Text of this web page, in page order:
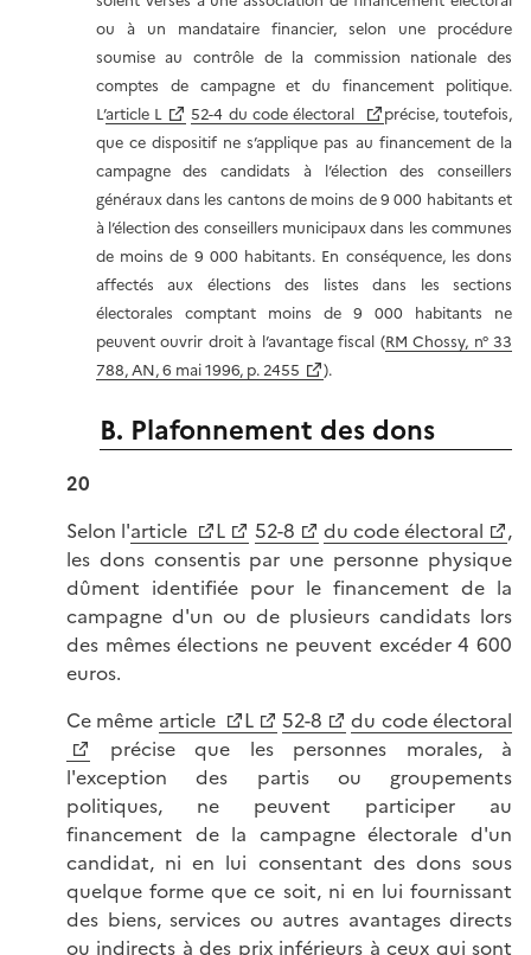
ou à un mandataire financier, selon une procédure
soumise au contrôle de la commission nationale des
comptes de campagne et du financement politique.
L’article L 52-4 du code électoral
précise, toutefois,
que ce dispositif ne s’applique pas au financement de la
campagne des candidats à l’élection des conseillers
généraux dans les cantons de moins de 9 000 habitants et
à l’élection des conseillers municipaux dans les communes
de moins de 9 000 habitants. En conséquence, les dons
affectés aux élections des listes dans les sections
électorales comptant moins de 9 000 habitants ne
peuvent ouvrir droit à l’avantage fiscal (RM Chossy, n° 33
788, AN, 6 mai 1996, p. 2455
).
B. Plafonnement des dons
20
Selon l'article L 52-8 du code électoral
,
les dons consentis par une personne physique
dûment identifiée pour le financement de la
campagne d'un ou de plusieurs candidats lors
des mêmes élections ne peuvent excéder 4 600
euros.
Ce même article L 52-8
du code électoral
précise que les personnes morales, à
l'exception des partis ou groupements
politiques, ne peuvent participer au
financement de la campagne électorale d'un
candidat, ni en lui consentant des dons sous
quelque forme que ce soit, ni en lui fournissant
des biens, services ou autres avantages directs
ou indirects à des prix inférieurs à ceux qui sont